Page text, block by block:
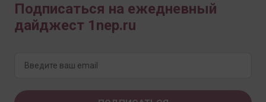
Подписаться на ежедневный
дайджест 1nep.ru